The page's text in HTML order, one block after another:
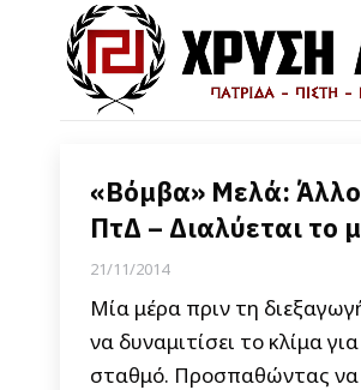
«Βόμβα» Μελά:
ΠτΔ – Διαλύεται
21/11/2014
Μία μέρα πριν τη
να δυναμιτίσει το κλίμα
σταθμό. Προσπαθώντας να